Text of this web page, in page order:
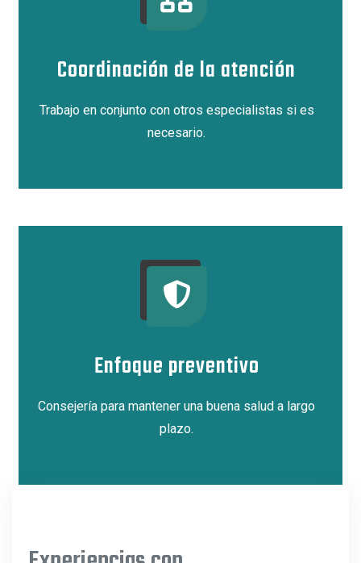
Coordinación de la atención
Trabajo en conjunto con otros especialistas si es
necesario.
Enfoque preventivo
Consejería para mantener una buena salud a largo
plazo.